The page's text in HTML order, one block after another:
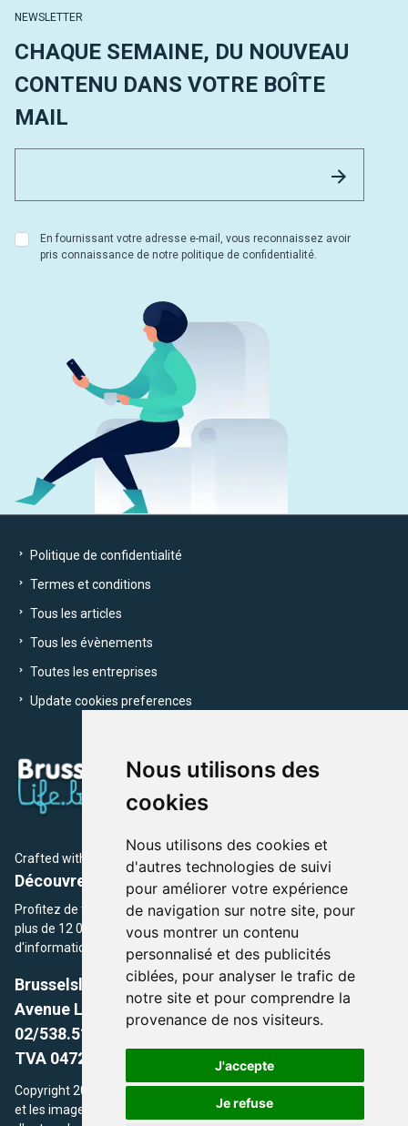
Nous utilisons des
cookies
Nous utilisons des cookies et
d'autres technologies de suivi
pour améliorer votre expérience
de navigation sur notre site, pour
vous montrer un contenu
personnalisé et des publicités
ciblées, pour analyser le trafic de
notre site et pour comprendre la
provenance de nos visiteurs.
J'accepte
Je refuse
NEWSLETTER
CHAQUE SEMAINE, DU NOUVEAU
CONTENU DANS VOTRE BOÎTE
MAIL
En fournissant votre adresse e-mail, vous reconnaissez avoir
pris connaissance de notre politique de confidentialité.
Politique de confidentialité
Termes et conditions
Tous les articles
Tous les évènements
Toutes les entreprises
Update cookies preferences
Crafted with by Brusselslife Team
Découvrez plus de 12 000 adresses et événements
Profitez de toutes les sections de BrusselsLife.be et découvrez
plus de 12 000 adresses et un grand choix d'événements,
d'informations et de conseils et astuces de notre écriture.
Brusselslife.be
Avenue Louise, 500 -1050 Ixelles, Brussels,
02/538.51.49.
TVA 0472.281.221
Copyright 2026 © Brusselslife.be Tous droits réservés. Le contenu
et les images utilisés sur ce site sont protégés par le droit